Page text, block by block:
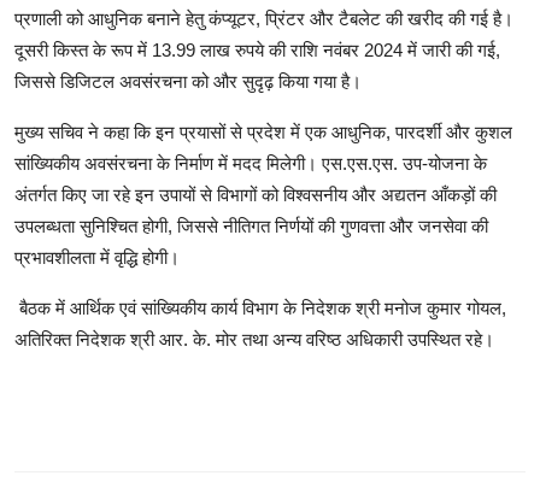
प्रणाली को आधुनिक बनाने हेतु कंप्यूटर, प्रिंटर और टैबलेट की खरीद की गई है।
दूसरी किस्त के रूप में 13.99 लाख रुपये की राशि नवंबर 2024 में जारी की गई,
जिससे डिजिटल अवसंरचना को और सुदृढ़ किया गया है।
मुख्य सचिव ने कहा कि इन प्रयासों से प्रदेश में एक आधुनिक, पारदर्शी और कुशल
सांख्यिकीय अवसंरचना के निर्माण में मदद मिलेगी। एस.एस.एस. उप-योजना के
अंतर्गत किए जा रहे इन उपायों से विभागों को विश्वसनीय और अद्यतन आँकड़ों की
उपलब्धता सुनिश्चित होगी, जिससे नीतिगत निर्णयों की गुणवत्ता और जनसेवा की
प्रभावशीलता में वृद्धि होगी।
बैठक में आर्थिक एवं सांख्यिकीय कार्य विभाग के निदेशक श्री मनोज कुमार गोयल,
अतिरिक्त निदेशक श्री आर. के. मोर तथा अन्य वरिष्ठ अधिकारी उपस्थित रहे।